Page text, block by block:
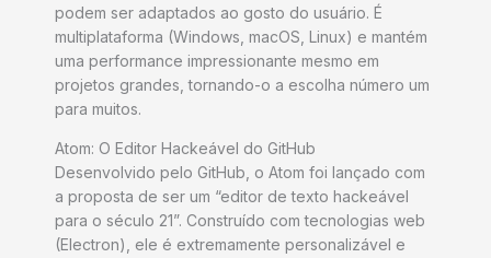
podem ser adaptados ao gosto do usuário. É
multiplataforma (Windows, macOS, Linux) e mantém
uma performance impressionante mesmo em
projetos grandes, tornando-o a escolha número um
para muitos.
Atom: O Editor Hackeável do GitHub
Desenvolvido pelo GitHub, o Atom foi lançado com
a proposta de ser um “editor de texto hackeável
para o século 21”. Construído com tecnologias web
(Electron), ele é extremamente personalizável e